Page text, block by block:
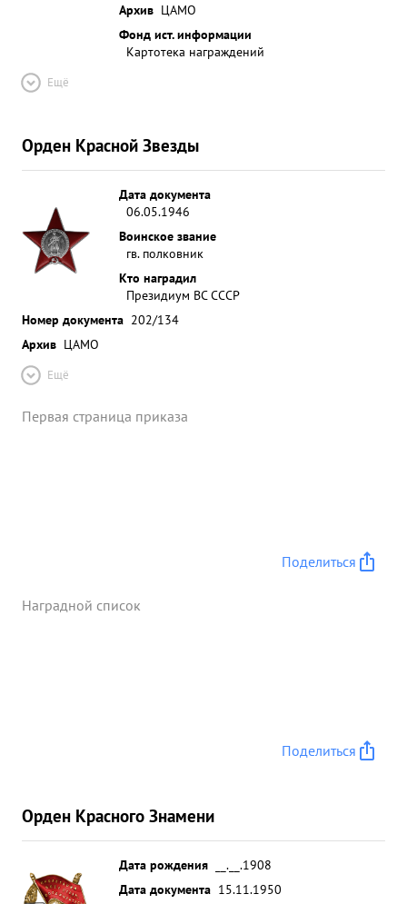
Архив ЦАМО
Фонд ист. информации
Картотека награждений
Ещё
Орден Красной Звезды
Дата документа
06.05.1946
Воинское звание
гв. полковник
Кто наградил
Президиум ВС СССР
Номер документа 202/134
Архив ЦАМО
Ещё
Первая страница приказа
Поделиться
Наградной список
Поделиться
Орден Красного Знамени
Дата рождения
__.__.1908
Дата документа 15.11.1950